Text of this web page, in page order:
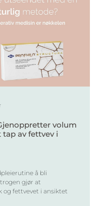
volum
av fettvev i
å bli
gjør at
og fettvevet i ansiktet